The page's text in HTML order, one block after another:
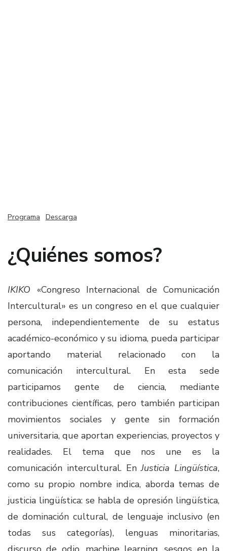
Programa Descarga
¿Quiénes somos?
IKIKO «Congreso Internacional de Comunicación
Intercultural» es un congreso en el que cualquier
persona, independientemente de su estatus
académico-económico y su idioma, pueda participar
aportando material relacionado con la
comunicación intercultural. En esta sede
participamos gente de ciencia, mediante
contribuciones científicas, pero también participan
movimientos sociales y gente sin formación
universitaria, que aportan experiencias, proyectos y
realidades. El tema que nos une es la
comunicación intercultural. EnJusticia Lingüística,
como su propio nombre indica, aborda temas de
justicia lingüística: se habla de opresión lingüística,
de dominación cultural, de lenguaje inclusivo (en
todas sus categorías), lenguas minoritarias,